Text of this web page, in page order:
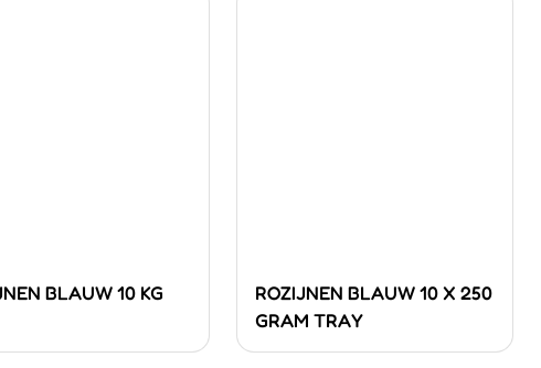
BLAUW 10 KG
ROZIJNEN BLAUW 10 X 250
GRAM TRAY